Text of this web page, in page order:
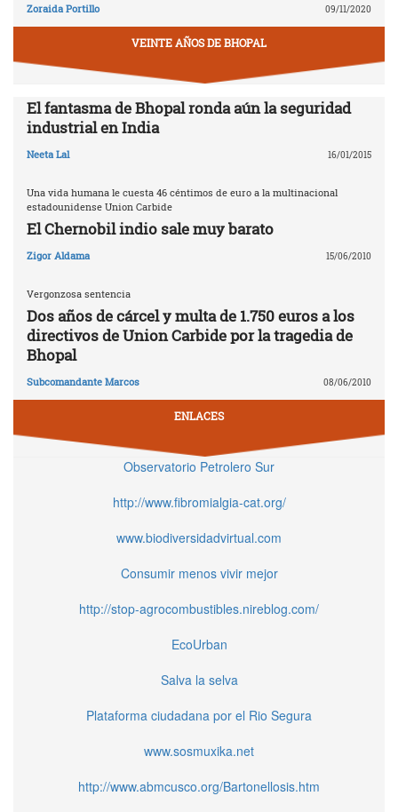
Zoraida Portillo 09/11/2020
VEINTE AÑOS DE BHOPAL
El fantasma de Bhopal ronda aún la seguridad
industrial en India
Neeta Lal 16/01/2015
Una vida humana le cuesta 46 céntimos de euro a la multinacional
estadounidense Union Carbide
El Chernobil indio sale muy barato
Zigor Aldama 15/06/2010
Vergonzosa sentencia
Dos años de cárcel y multa de 1.750 euros a los
directivos de Union Carbide por la tragedia de
Bhopal
Subcomandante Marcos 08/06/2010
ENLACES
Observatorio Petrolero Sur
http://www.fibromialgia-cat.org/
www.biodiversidadvirtual.com
Consumir menos vivir mejor
http://stop-agrocombustibles.nireblog.com/
EcoUrban
Salva la selva
Plataforma ciudadana por el Rio Segura
www.sosmuxika.net
http://www.abmcusco.org/Bartonellosis.htm